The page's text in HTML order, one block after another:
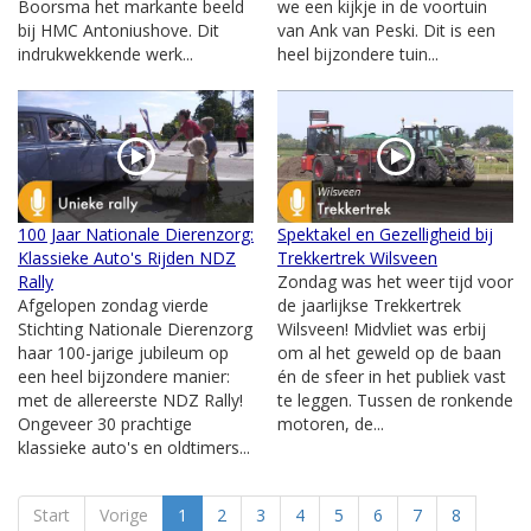
Boorsma het markante beeld
bij HMC Antoniushove. Dit
indrukwekkende werk...
we een kijkje in de voortuin
van Ank van Peski. Dit is een
heel bijzondere tuin...
100 Jaar Nationale Dierenzorg:
Klassieke Auto's Rijden NDZ
Rally
Afgelopen zondag vierde
Stichting Nationale Dierenzorg
haar 100-jarige jubileum op
een heel bijzondere manier:
met de allereerste NDZ Rally!
Ongeveer 30 prachtige
klassieke auto's en oldtimers...
Spektakel en Gezelligheid bij
Trekkertrek Wilsveen
Zondag was het weer tijd voor
de jaarlijkse Trekkertrek
Wilsveen! Midvliet was erbij
om al het geweld op de baan
én de sfeer in het publiek vast
te leggen. Tussen de ronkende
motoren, de...
Start Vorige 1 2 3 4 5 6 7 8